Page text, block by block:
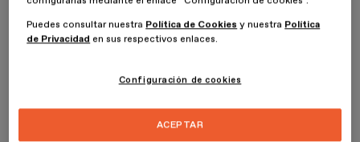
Puedes consultar nuestra Política de Cookies y nuestra Política
de Privacidad en sus respectivos enlaces.
Configuración de cookies
ACEPTAR